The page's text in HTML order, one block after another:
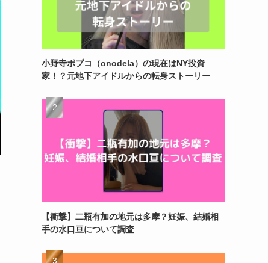
小野寺ポプコ（onodela）の現在はNY投資
家！？元地下アイドルからの転身ストーリー
【衝撃】二瓶有加の地元は多摩？妊娠、結婚相
手の水口亘について調査